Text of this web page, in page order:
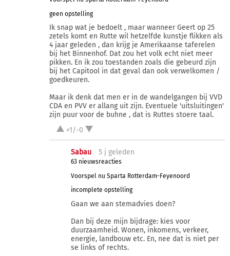
geen opstelling
Ik snap wat je bedoelt , maar wanneer Geert op 25
zetels komt en Rutte wil hetzelfde kunstje flikken als
4 jaar geleden , dan krijg je Amerikaanse taferelen
bij het Binnenhof. Dat zou het volk echt niet meer
pikken. En ik zou toestanden zoals die gebeurd zijn
bij het Capitool in dat geval dan ook verwelkomen /
goedkeuren.
Maar ik denk dat men er in de wandelgangen bij VVD
CDA en PVV er allang uit zijn. Eventuele 'uitsluitingen'
zijn puur voor de buhne , dat is Ruttes stoere taal.
+1/-0
Sabau 5 j geleden
63 nieuwsreacties
Voorspel nu Sparta Rotterdam-Feyenoord
incomplete opstelling
Gaan we aan stemadvies doen?
Dan bij deze mijn bijdrage: kies voor
duurzaamheid. Wonen, inkomens, verkeer,
energie, landbouw etc. En, nee dat is niet per
se links of rechts.